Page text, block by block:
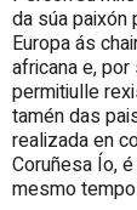
da súa
Europa ás
africana e,
permitiulle
tamén das
realizada en
Coruñesa Ío,
mesmo